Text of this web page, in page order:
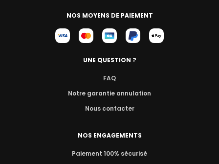
NOS MOYENS DE PAIEMENT
UNE QUESTION ?
FAQ
Notre garantie annulation
Nous contacter
NOS ENGAGEMENTS
Paiement 100% sécurisé